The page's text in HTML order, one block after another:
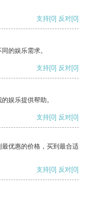
支持[0] 反对[0]
的娱乐需求。
支持[0] 反对[0]
娱乐提供帮助。
支持[0] 反对[0]
优惠的价格，买到最合适
支持[0] 反对[0]